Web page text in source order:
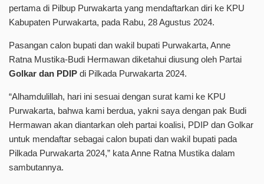
pertama di Pilbup Purwakarta yang mendaftarkan diri ke KPU
Kabupaten Purwakarta, pada Rabu, 28 Agustus 2024.
Pasangan calon bupati dan wakil bupati Purwakarta, Anne
Ratna Mustika-Budi Hermawan diketahui diusung oleh Partai
Golkar dan PDIP di Pilkada Purwakarta 2024.
“Alhamdulillah, hari ini sesuai dengan surat kami ke KPU
Purwakarta, bahwa kami berdua, yakni saya dengan pak Budi
Hermawan akan diantarkan oleh partai koalisi, PDIP dan Golkar
untuk mendaftar sebagai calon bupati dan wakil bupati pada
Pilkada Purwakarta 2024,” kata Anne Ratna Mustika dalam
sambutannya.